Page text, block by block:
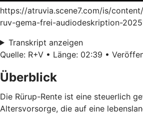
https://atruvia.scene7.com/is/
ruv-gema-frei-audiodeskription-
Transkript anzeigen
Quelle: R+V • Länge: 02:39 •
Überblick
Die Rürup-Rente ist eine steuerlich
Altersvorsorge, die auf eine